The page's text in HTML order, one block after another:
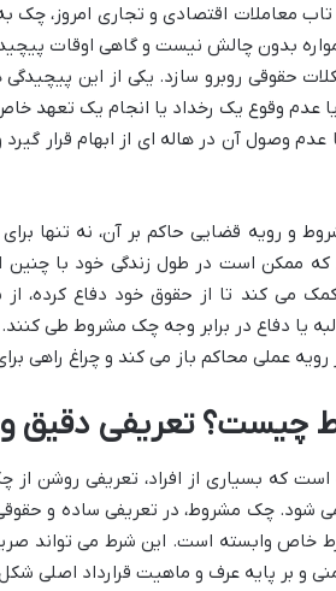
معاملات اقتصادی و تجاری امروز، چک
بدون چالش نیست و گاهی اوقات
حقوقی روبرو سازد. یکی از این
عدم وقوع یک رخداد یا انجام یک تعهد
وصول آن در هاله ای از ابهام قرار
و رویه قضایی حاکم بر آن، نه تنها
ممکن است در طول زندگی خود با چنین
می کند تا از حقوق خود دفاع کرده،
یا دفاع در برابر وجه چک مشروط طی
عملی محاکم باز می کند و چراغ راهی
تعریفی دقیق و
است که بسیاری از افراد، تعریفی روشن
شود. چک مشروط، در تعریفی ساده و
وابسته است. این شرط می تواند
و بر پایه عرف و ماهیت قرارداد اصلی